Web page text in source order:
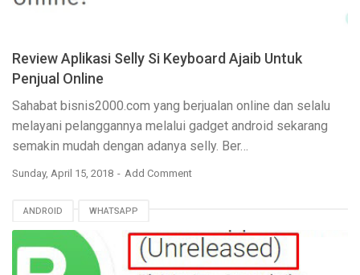
Review Aplikasi Selly Si Keyboard Ajaib Untuk
Penjual Online
Sahabat bisnis2000.com yang berjualan online dan selalu
melayani pelanggannya melalui gadget android sekarang
semakin mudah dengan adanya selly. Ber…
Sunday, April 15, 2018 Add Comment
ANDROID WHATSAPP